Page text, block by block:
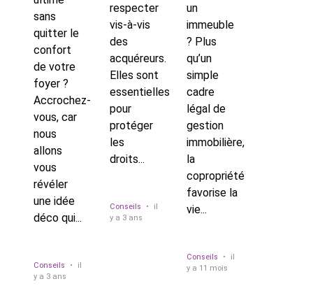
sans
quitter le
confort
de votre
foyer ?
Accrochez-
vous, car
nous
allons
vous
révéler
une idée
déco qui...
Conseils •
il
y a 3 ans
respecter
vis-à-vis
des
acquéreurs.
Elles sont
essentielles
pour
protéger
les
droits...
Conseils •
il
y a 3 ans
un
immeuble
? Plus
qu’un
simple
cadre
légal de
gestion
immobilière,
la
copropriété
favorise la
vie...
Conseils •
il
y a 11 mois